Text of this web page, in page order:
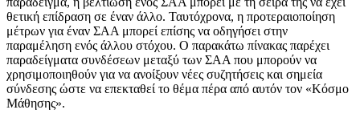
θετική επίδραση σε έναν άλλο. Ταυτόχρονα, η προτεραιοποίηση
μέτρων για έναν ΣΑΑ μπορεί επίσης να οδηγήσει στην
παραμέληση ενός άλλου στόχου. Ο παρακάτω πίνακας παρέχει
παραδείγματα συνδέσεων μεταξύ των ΣΑΑ που μπορούν να
χρησιμοποιηθούν για να ανοίξουν νέες συζητήσεις και σημεία
σύνδεσης ώστε να επεκταθεί το θέμα πέρα από αυτόν τον «Κόσμο
Μάθησης».